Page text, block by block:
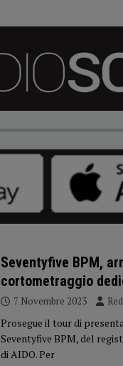
Seventyfive BPM,
cortometraggio
7 Novembre 2023
Prosegue il tour di
Seventyfive BPM, del
di AIDO. Per